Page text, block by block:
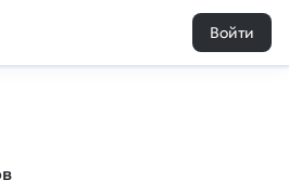
Войти
982 0